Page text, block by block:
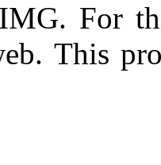
For
This